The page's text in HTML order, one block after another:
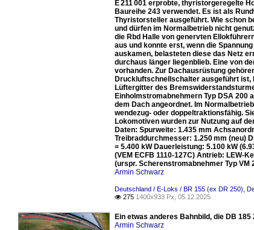
E 211 001 erprobte, thyristorgeregelte
Baureihe 243 verwendet. Es ist als
Thyristorsteller ausgeführt. Wie schon
und dürfen im Normalbetrieb nicht
die Rbd Halle von genervten
aus und konnte erst, wenn die
auskamen, belasteten diese das Netz
durchaus länger liegenblieb. Eine von
vorhanden. Zur Dachausrüstung
Druckluftschnellschalter ausgeführt ist,
Lüftergitter des
Einholmstromabnehmern Typ DSA
dem Dach angeordnet. Im
wendezug- oder doppeltraktionsfähig.
Lokomotiven wurden zur Nutzung auf
Daten: Spurweite: 1.435 mm
Treibraddurchmesser: 1.250 mm (neu)
= 5.400 kW Dauerleistung: 5.100 kW
(VEM ECFB 1110-127C) Antrieb: LEW-
(urspr. Scherenstromabnehmer Typ VM
Armin Schwarz
Deutschland / E-Loks / BR 155 (ex DR 250)
 275 1400x933 Px, 05.12.2025
Ein etwas anderes Bahnbild, die DB
Armin Schwarz